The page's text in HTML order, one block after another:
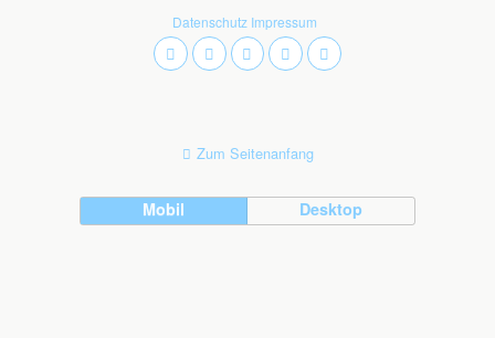
Datenschutz Impressum
Zum Seitenanfang
Mobil Desktop